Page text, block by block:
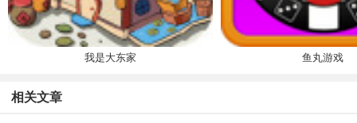
我是大东家 鱼丸游戏
相关文章